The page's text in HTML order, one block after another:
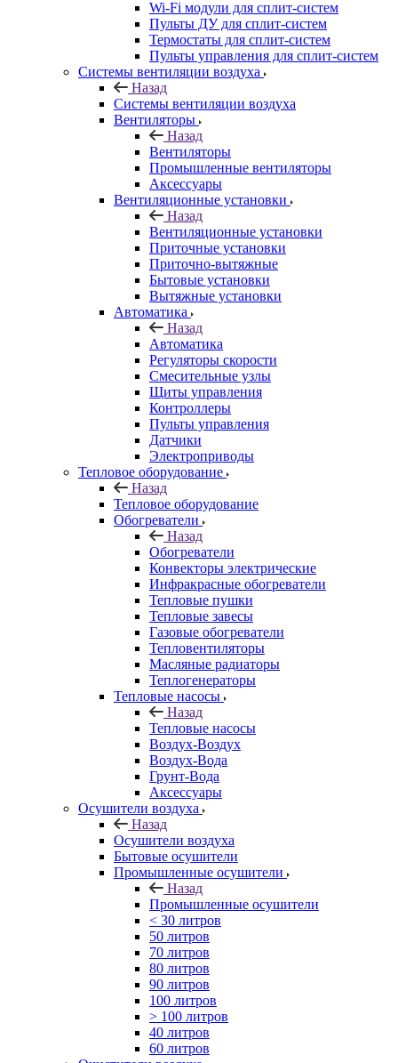
Wi-Fi модули для сплит-систем
Пульты ДУ для сплит-систем
Термостаты для сплит-систем
Пульты управления для сплит-систем
Системы вентиляции воздуха
Назад
Системы вентиляции воздуха
Вентиляторы
Назад
Вентиляторы
Промышленные вентиляторы
Аксессуары
Вентиляционные установки
Назад
Вентиляционные установки
Приточные установки
Приточно-вытяжные
Бытовые установки
Вытяжные установки
Автоматика
Назад
Автоматика
Регуляторы скорости
Смесительные узлы
Щиты управления
Контроллеры
Пульты управления
Датчики
Электроприводы
Тепловое оборудование
Назад
Тепловое оборудование
Обогреватели
Назад
Обогреватели
Конвекторы электрические
Инфракрасные обогреватели
Тепловые пушки
Тепловые завесы
Газовые обогреватели
Тепловентиляторы
Масляные радиаторы
Теплогенераторы
Тепловые насосы
Назад
Тепловые насосы
Воздух-Воздух
Воздух-Вода
Грунт-Вода
Аксессуары
Осушители воздуха
Назад
Осушители воздуха
Бытовые осушители
Промышленные осушители
Назад
Промышленные осушители
< 30 литров
50 литров
70 литров
80 литров
90 литров
100 литров
> 100 литров
40 литров
60 литров